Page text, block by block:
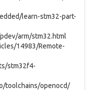
learn-stm32-part-
arm/stm32.html
14983/Remote-
stm32f4-
toolchains/openocd/